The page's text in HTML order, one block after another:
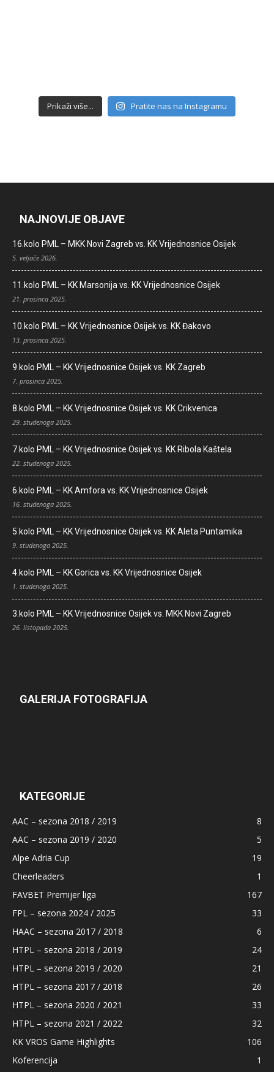
Prikaži više... Pratite nas na Instagramu
NAJNOVIJE OBJAVE
16.kolo PML – MKK Novi Zagreb vs. KK Vrijednosnice Osijek
5. veljače 2026.
11.kolo PML – KK Marsonija vs. KK Vrijednosnice Osijek
21. prosinca 2025.
10.kolo PML – KK Vrijednosnice Osijek vs. KK Đakovo
13. prosinca 2025.
9.kolo PML – KK Vrijednosnice Osijek vs. KK Zagreb
7. prosinca 2025.
8.kolo PML – KK Vrijednosnice Osijek vs. KK Crikvenica
29. studenoga 2025.
7.kolo PML – KK Vrijednosnice Osijek vs. KK Ribola Kaštela
22. studenoga 2025.
6.kolo PML – KK Amfora vs. KK Vrijednosnice Osijek
16. studenoga 2025.
5.kolo PML – KK Vrijednosnice Osijek vs. KK Aleta Puntamika
9. studenoga 2025.
4.kolo PML – KK Gorica vs. KK Vrijednosnice Osijek
1. studenoga 2025.
3.kolo PML – KK Vrijednosnice Osijek vs. MKK Novi Zagreb
26. listopada 2025.
GALERIJA FOTOGRAFIJA
KATEGORIJE
AAC – sezona 2018 / 2019
8
AAC – sezona 2019 / 2020
5
Alpe Adria Cup
19
Cheerleaders
1
FAVBET Premijer liga
167
FPL – sezona 2024 / 2025
33
HAAC – sezona 2017 / 2018
6
HTPL – sezona 2018 / 2019
24
HTPL – sezona 2019 / 2020
21
HTPL – sezona 2017 / 2018
26
HTPL – sezona 2020 / 2021
33
HTPL – sezona 2021 / 2022
32
KK VROS Game Highlights
106
Koferencija
1